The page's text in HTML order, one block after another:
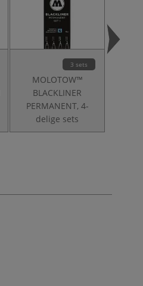
3 sets
MOLOTOW™
BLACKLINER
PERMANENT, 4-
delige sets